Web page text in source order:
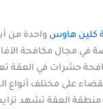
كلين هاوس واحدة من
في مجال مكافحة
حشرات في العقة
على مختلف أنواع
منطقة العقة تشهد